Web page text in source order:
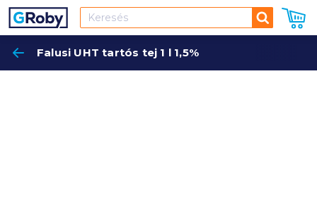
Keresés
Falusi UHT tartós tej 1 l 1,5%